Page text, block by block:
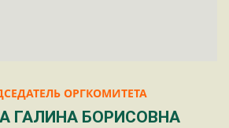
ОРГКОМИТЕТА
ГАЛИНА БОРИСОВНА